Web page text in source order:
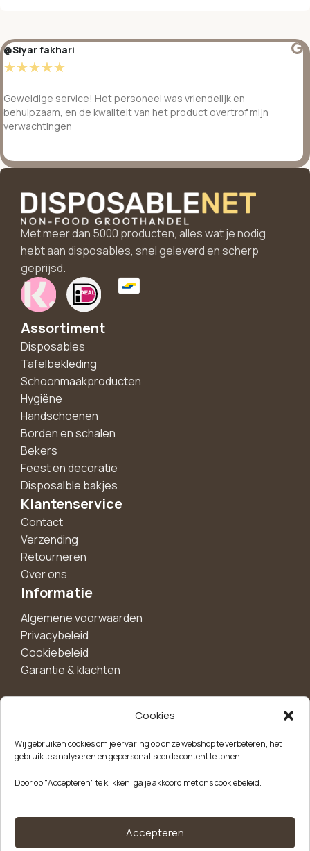
Cookies
Wij gebruiken cookies om je ervaring op onze webshop te verbeteren, het
gebruik te analyseren en gepersonaliseerde content te tonen.
Door op "Accepteren" te klikken, ga je akkoord met ons cookiebeleid.
Accepteren
@Siyar fakhari
☆☆☆☆☆
Geweldige service! Het personeel was vriendelijk en
behulpzaam, en de kwaliteit van het product overtrof mijn
verwachtingen
Met meer dan 5000 producten, alles wat je nodig
hebt aan disposables, snel geleverd en scherp
geprijsd.
Assortiment
Disposables
Tafelbekleding
Schoonmaakproducten
Hygiëne
Handschoenen
Borden en schalen
Bekers
Feest en decoratie
Disposalble bakjes
Klantenservice
Contact
Verzending
Retourneren
Over ons
Informatie
Algemene voorwaarden
Privacybeleid
Cookiebeleid
Garantie & klachten
korting!
aanbiedingen, nieuwe producten en handige tips.